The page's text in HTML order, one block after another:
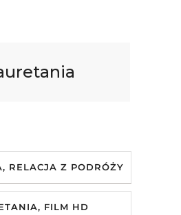
RELACJA Z PODRÓŻY
FILM HD